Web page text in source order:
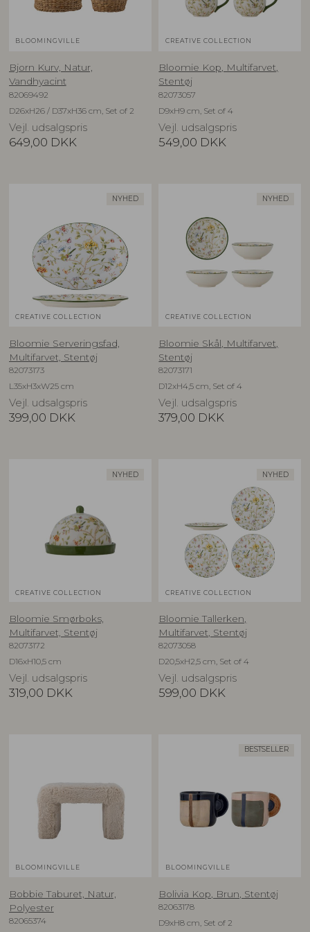
BLOOMINGVILLE
Bjorn Kurv, Natur,
Vandhyacint
82069492
D26xH26 / D37xH36 cm, Set of 2
Vejl. udsalgspris
649,00 DKK
CREATIVE COLLECTION
Bloomie Kop, Multifarvet,
Stentøj
82073057
D9xH9 cm, Set of 4
Vejl. udsalgspris
549,00 DKK
NYHED
CREATIVE COLLECTION
Bloomie Serveringsfad,
Multifarvet, Stentøj
82073173
L35xH3xW25 cm
Vejl. udsalgspris
399,00 DKK
NYHED
CREATIVE COLLECTION
Bloomie Skål, Multifarvet,
Stentøj
82073171
D12xH4,5 cm, Set of 4
Vejl. udsalgspris
379,00 DKK
NYHED
CREATIVE COLLECTION
Bloomie Smørboks,
Multifarvet, Stentøj
82073172
D16xH10,5 cm
Vejl. udsalgspris
319,00 DKK
NYHED
CREATIVE COLLECTION
Bloomie Tallerken,
Multifarvet, Stentøj
82073058
D20,5xH2,5 cm, Set of 4
Vejl. udsalgspris
599,00 DKK
BLOOMINGVILLE
Bobbie Taburet, Natur,
Polyester
82065374
BESTSELLER
BLOOMINGVILLE
Bolivia Kop, Brun, Stentøj
82063178
D9xH8 cm, Set of 2